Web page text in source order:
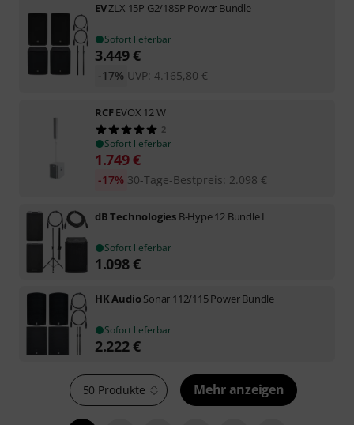
EVZLX 15P G2/18SP Power Bundle
Sofort lieferbar
3.449€
UVP: 4.165,80 €
-17%
RCFEVOX 12 W
2
Sofort lieferbar
1.749€
30-Tage-Bestpreis: 2.098 €
-17%
dB Technologies B-Hype 12 Bundle I
Sofort lieferbar
1.098€
HK AudioSonar 112/115 Power Bundle
Sofort lieferbar
2.222€
50 Produkte Mehr anzeigen